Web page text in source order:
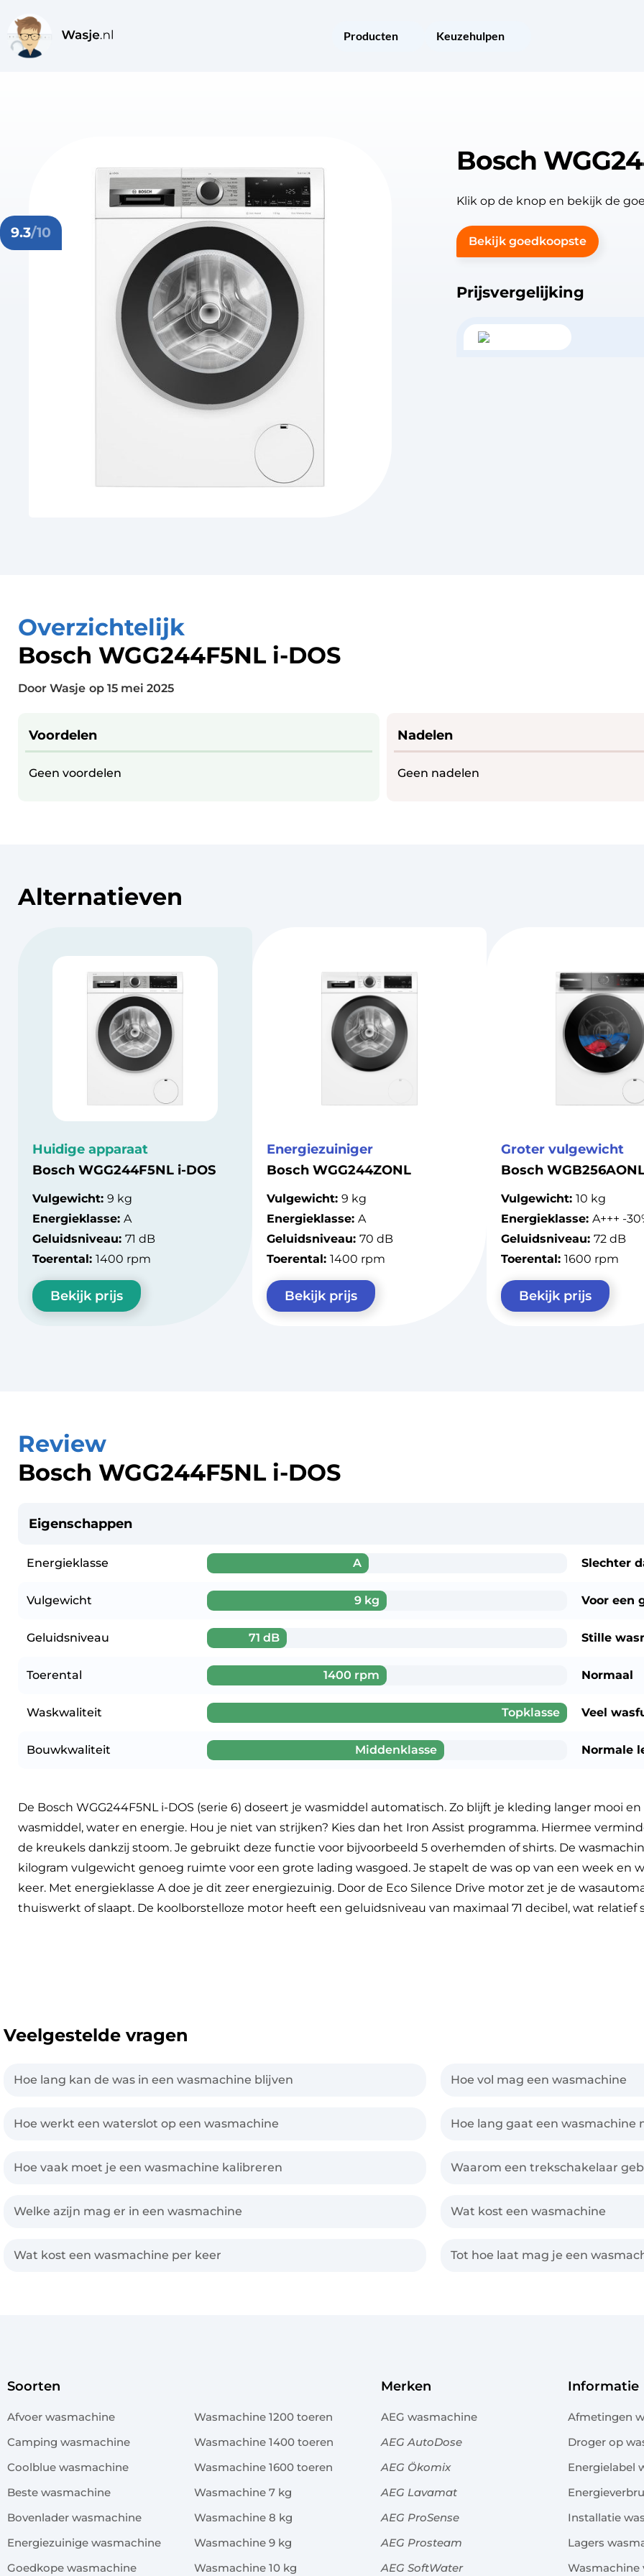
Producten Keuzehulpen
9.3/10
Bosch
Klik op de knop en bekijk de
Bekijk goedkoopste
Prijsvergelijking
Overzichtelijk
Bosch WGG244F5NL i-DOS
Door Wasje op 15 mei 2025
Voordelen
Geen voordelen
Nadelen
Geen nadelen
Alternatieven
Huidige apparaat
Bosch WGG244F5NL i-DOS
Vulgewicht: 9 kg
Energieklasse: A
Geluidsniveau: 71 dB
Toerental: 1400 rpm
Bekijk prijs
Energiezuiniger
Bosch WGG244ZONL
Vulgewicht: 9 kg
Energieklasse: A
Geluidsniveau: 70 dB
Toerental: 1400 rpm
Bekijk prijs
Groter vulgewicht
Bosch
Vulgewicht: 10 kg
Energieklasse: A+++ -
Geluidsniveau: 72 dB
Toerental: 1600 rpm
Bekijk prijs
Review
Bosch WGG244F5NL i-DOS
Eigenschappen
Energieklasse A Slechter
Vulgewicht 9 kg Voor een
Geluidsniveau 71 dB Stille
Toerental 1400 rpm Normaal
Waskwaliteit Topklasse Veel
Bouwkwaliteit Middenklasse Normale
De Bosch WGG244F5NL i-DOS (serie 6) doseert je wasmiddel automatisch. Zo blijft je kleding langer mooi en
wasmiddel, water en energie. Hou je niet van strijken? Kies dan het Iron Assist programma. Hiermee
de kreukels dankzij stoom. Je gebruikt deze functie voor bijvoorbeeld 5 overhemden of shirts. De
kilogram vulgewicht genoeg ruimte voor een grote lading wasgoed. Je stapelt de was op van een week en
keer. Met energieklasse A doe je dit zeer energiezuinig. Door de Eco Silence Drive motor zet je de
thuiswerkt of slaapt. De koolborstelloze motor heeft een geluidsniveau van maximaal 71 decibel, wat relatief
Veelgestelde vragen
Hoe lang kan de was in een wasmachine blijven Hoe vol mag een wasmachine
Hoe werkt een waterslot op een wasmachine Hoe lang gaat een wasmachine
Hoe vaak moet je een wasmachine kalibreren Waarom een trekschakelaar
Welke azijn mag er in een wasmachine Wat kost een wasmachine
Wat kost een wasmachine per keer Tot hoe laat mag je een
Soorten
Afvoer wasmachine
Camping wasmachine
Coolblue wasmachine
Beste wasmachine
Bovenlader wasmachine
Energiezuinige wasmachine
Goedkope wasmachine
Wasmachine 1200 toeren
Wasmachine 1400 toeren
Wasmachine 1600 toeren
Wasmachine 7 kg
Wasmachine 8 kg
Wasmachine 9 kg
Wasmachine 10 kg
Merken
AEG wasmachine
AEG AutoDose
AEG Ökomix
AEG Lavamat
AEG ProSense
AEG Prosteam
AEG SoftWater
Informatie
Afmetingen
Droger op
Energielabel
Installatie
Lagers
Wasmachine